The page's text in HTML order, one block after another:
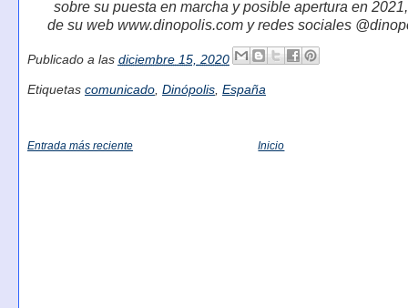
sobre su puesta en marcha y posible apertura en
de su web www.dinopolis.com y redes sociales
Publicado a las diciembre 15, 2020
Etiquetas comunicado, Dinópolis, España
Entrada más reciente Inicio